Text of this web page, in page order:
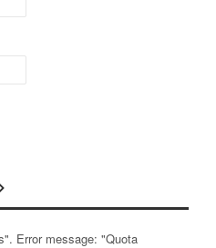
Error message: "Quota